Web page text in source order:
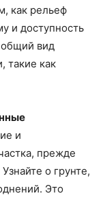
как рельеф
и доступность
общий вид
такие как
и
прежде
о грунте,
Это